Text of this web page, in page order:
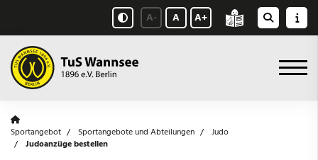
A- A A+
Sportangebot Sportangebote und Abteilungen
Judo
Judoanzüge bestellen